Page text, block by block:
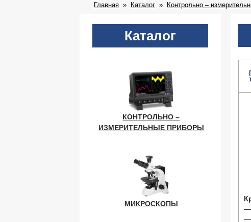
Главная Каталог Контрольно –
Каталог
КОНТРОЛЬНО –
ИЗМЕРИТЕЛЬНЫЕ ПРИБОРЫ
МИКРОСКОПЫ
—
—